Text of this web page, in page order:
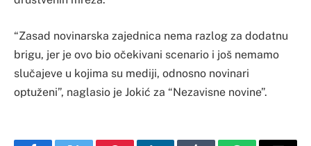
“Zasad novinarska zajednica nema razlog za dodatnu
brigu, jer je ovo bio očekivani scenario i još nemamo
slučajeve u kojima su mediji, odnosno novinari
optuženi”, naglasio je Jokić za “Nezavisne novine”.